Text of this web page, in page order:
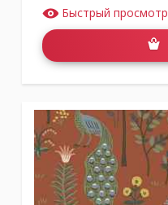
Быстрый просмотр